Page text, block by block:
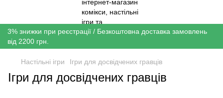
3% знижки при реєстрації / Безкоштовна доставка замовлень
від 2200 грн.
Настільні ігри Ігри для досвідчених гравців
Ігри для досвідчених гравців